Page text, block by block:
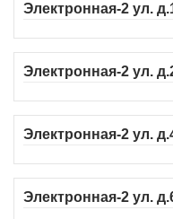
Электронная-2 ул.
Электронная-2 ул.
Электронная-2 ул.
Электронная-2 ул.